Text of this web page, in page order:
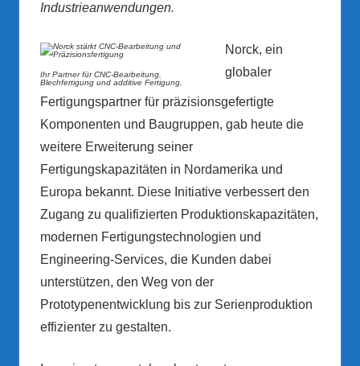
Industrieanwendungen.
Ihr Partner für CNC-Bearbeitung,
Blechfertigung und additive Fertigung.
Norck, ein
globaler
Fertigungspartner für präzisionsgefertigte
Komponenten und Baugruppen, gab heute die
weitere Erweiterung seiner
Fertigungskapazitäten in Nordamerika und
Europa bekannt. Diese Initiative verbessert den
Zugang zu qualifizierten Produktionskapazitäten,
modernen Fertigungstechnologien und
Engineering-Services, die Kunden dabei
unterstützen, den Weg von der
Prototypenentwicklung bis zur Serienproduktion
effizienter zu gestalten.